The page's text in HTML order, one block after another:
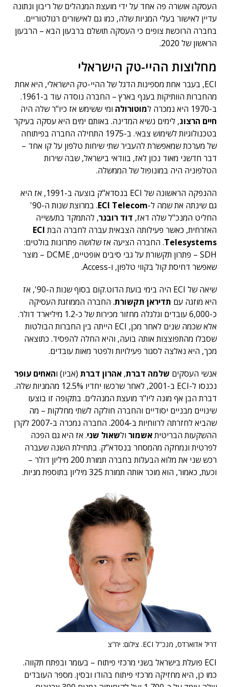
העסקה אושרה פה אחד על ידי מועצת המנהלים של ריבון ונתונה
עדיין לאישור בעלי המניות שלה, כמו גם לאישורים רגולטוריים.
בחברה הרוכשת צופים כי העסקה תושלם ברבעון הבא – הרבעון
הראשון של 2020.
מחלוצות ההיי-טק הישראלי
ECI, בעבר אחת מספינות הדגל של ההיי-טק הישראלי, היא אחת
מהחברות הוותיקות בענף בארץ – החברה נוסדה עוד ב-1961.
ב-1970 היא נמכרה ל
מוטורולה ומי ששימש אז כיו"ר שלה היה
חיים הרצוג, לימים נשיא המדינה. באותם ימים היא עסקה בעיקר
בטכנולוגיות לשימוש צבאי. ב-1975 התחילה החברה בפיתוחה
של מערכת שמאפשרת להעביר שתי שיחות טלפון על קו אחד –
דבר חדשני מאוד נכון לאז, בוודאי בישראל, שבה שירות
הטלפוניה היה במונופול של הממשלה.
ההנפקה הראשונה של ECI בנסדא"ק בוצעה ב-1991, אז היא
גם שינתה את שמה ל-ECI Telecom
. במרוצת שנות ה-90'
החליט המנכ"ל שלה דאז, דוד רובנר, להתמקד בתעשייה
האזרחית, כאשר פעילותה הצבאית עברה לחברה הבת ECI
Telesystems. החברה הציעה אז שלושה פתרונות בולטים:
SDH – פתרון תקשורת על גבי סיבים אופטיים, DCME – מוצר
שאפשר דחיסת קול בקווי טלפון, ו-Access.
שיאה של ECI היה בימי בועת הדוט.קום בסוף שנות ה-90', אז
היא מוזגה עם תדיראן תקשורת. החברה הממוזגת העסיקה
כ-6,000 עובדים וגלגלה מחזור מכירות של כ-1.2 מיליארד דולר.
אלא שכמה שנים לאחר מכן, ECI הייתה בין החברות הבולטות
שסבלו מהתפוצצות אותה בועה, והיא החלה להפסיד. כתוצאה
מכך, היא נאלצה לסגור פעילויות ולפטר מאות עובדים.
אנשי העסקים שלמה דברת, אהרון דברת (אביו) והאחים עופר
נכנסו ל-ECI ב-2001, לאחר שרכשו יחדיו 12.5% מהמניות שלה.
דברת הבן אף מונה ליו"ר מועצת המנהלים. בתקופה זו בוצעו
שינויים מבניים יסודיים והחברה חולקה לשתי מחלקות – מה
שהביא לחזרתה לרווחיות ב-2004. החברה נמכרה ב-2007 לקרן
ההשקעות הבריטיתאשמור ולשאול שני. אז היא גם הפכה
לפרטית ונמחקה מהמסחר בנסדא"ק. בתחילת השנה שעברה
רכש שני את מלוא הבעלות בחברה תמורת 200 מיליון דולר –
וכעת, כאמור, הוא מוכר אותה תמורת 325 מיליון בתוספת מניות.
דריל אדוארדס, מנכ"ל ECI. צילום: יח"צ
ECI פועלת בישראל בשני מרכזי פיתוח – בעומר ובפתח תקווה.
כמו כן, היא מחזיקה מרכזי פיתוח בהודו ובסין. מספר העובדים